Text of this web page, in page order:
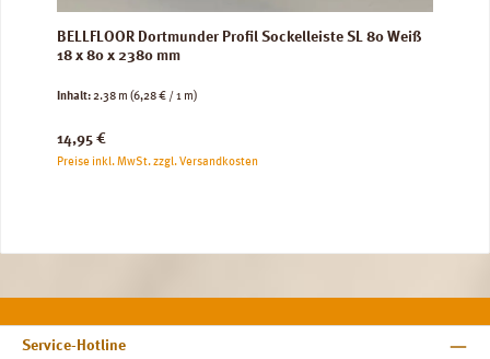
BELLFLOOR Dortmunder Profil Sockelleiste SL 80 Weiß
18 x 80 x 2380 mm
Inhalt:2.38 m (6,28 € / 1 m)
Regulärer Preis:
14,95 €
Preise inkl. MwSt. zzgl. Versandkosten
Service-Hotline